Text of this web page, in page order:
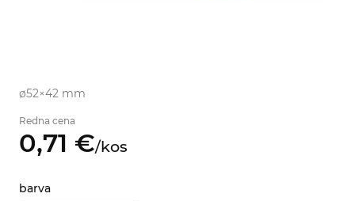
ø52×42 mm
Redna cena
0,71 €/kos
barva